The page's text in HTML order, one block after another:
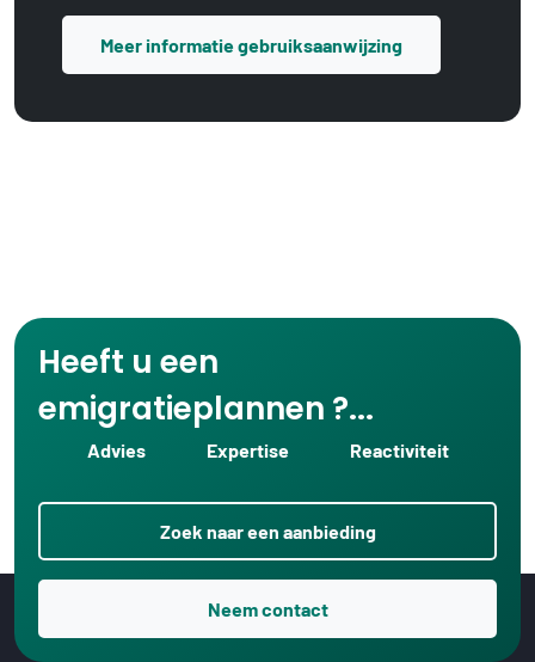
Meer informatie gebruiksaanwijzing
Heeft u een
emigratieplannen ?...
Advies Expertise Reactiviteit
Zoek naar een aanbieding
Neem contact